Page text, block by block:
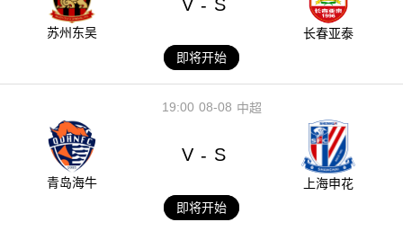
苏州东吴
V - S
长春亚泰
即将开始
08-08
19:00 中超
青岛海牛
V - S
上海申花
即将开始